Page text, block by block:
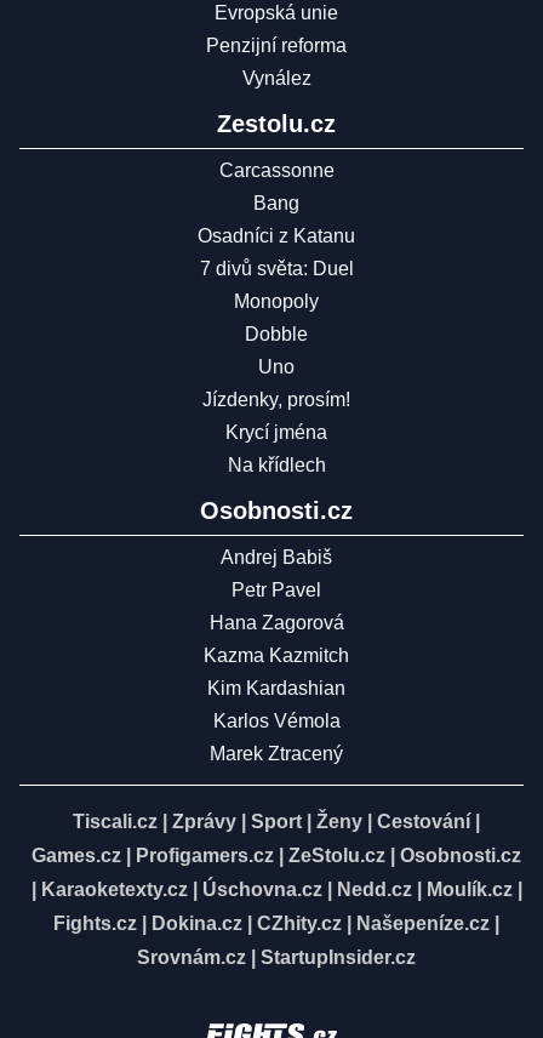
Evropská unie
Penzijní reforma
Vynález
Zestolu.cz
Carcassonne
Bang
Osadníci z Katanu
7 divů světa: Duel
Monopoly
Dobble
Uno
Jízdenky, prosím!
Krycí jména
Na křídlech
Osobnosti.cz
Andrej Babiš
Petr Pavel
Hana Zagorová
Kazma Kazmitch
Kim Kardashian
Karlos Vémola
Marek Ztracený
Tiscali.cz Zprávy Sport Ženy Cestování
Games.cz
Profigamers.cz ZeStolu.cz
Osobnosti.cz
Karaoketexty.cz| Úschovna.cz| Nedd.cz| Moulík.cz|
Fights.cz
Dokina.cz CZhity.cz Našepeníze.cz
Srovnám.cz
StartupInsider.cz